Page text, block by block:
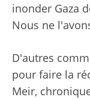
inonder Gaza
Nous ne
D'autres
pour faire la
Meir,